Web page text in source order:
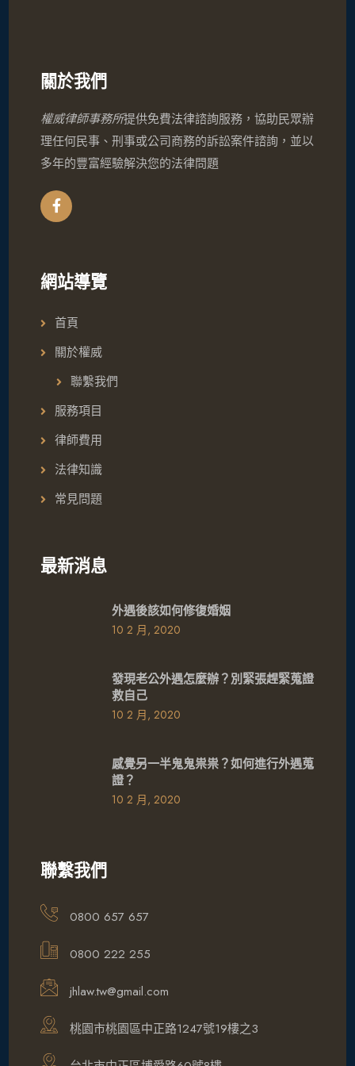
關於我們
權威律師事務所提供免費法律諮詢服務，協助民眾辦
理任何民事、刑事或公司商務的訴訟案件諮詢，並以
多年的豐富經驗解決您的法律問題
網站導覽
首頁
關於權威
聯繫我們
服務項目
律師費用
法律知識
常見問題
最新消息
外遇後該如何修復婚姻
10 2 月, 2020
發現老公外遇怎麼辦？別緊張趕緊蒐證
救自己
10 2 月, 2020
感覺另一半鬼鬼祟祟？如何進行外遇蒐
證？
10 2 月, 2020
聯繫我們
0800 657 657
0800 222 255
jhlaw.tw@gmail.com
桃園市桃園區中正路1247號19樓之3